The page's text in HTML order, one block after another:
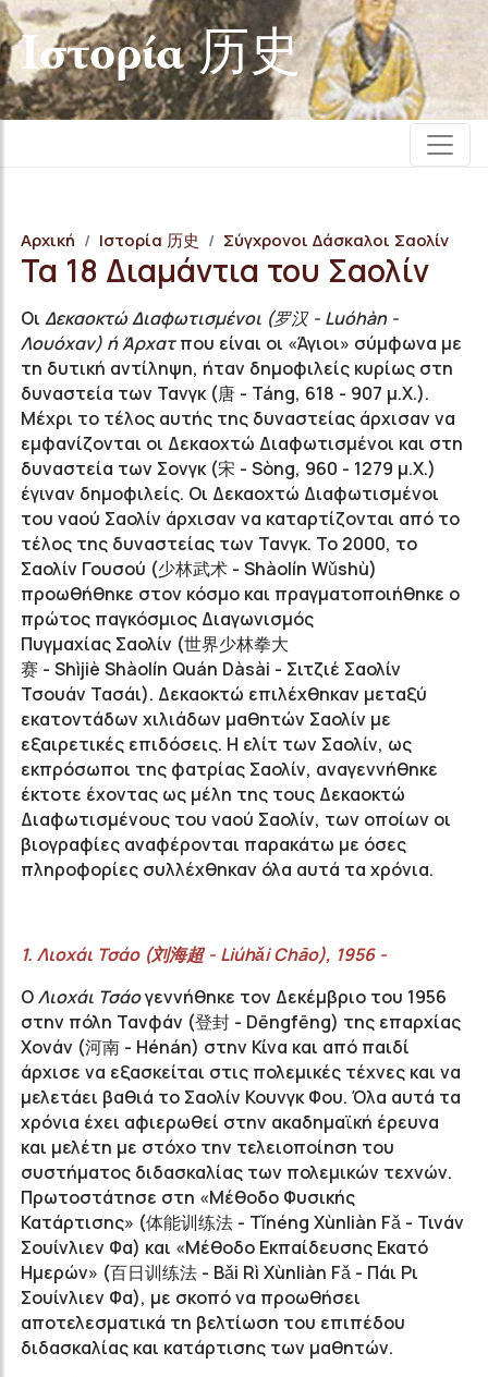
Iστορία 历史
Αρχική Iστορία 历史 Σύγχρονοι Δάσκαλοι Σαολίν
Τα 18 Διαμάντια του Σαολίν
Οι Δεκαοκτώ Διαφωτισμένοι (罗汉- Luóhàn -
Λουόχαν) ή Άρχατπου είναι οι «Άγιοι» σύμφωνα με
τη δυτική αντίληψη, ήταν δημοφιλείς κυρίως στη
δυναστεία των Τανγκ(唐 - Táng, 618 - 907 μ.Χ.).
Μέχρι το τέλος αυτής της δυναστείας άρχισαν να
εμφανίζονται οι Δεκαοχτώ Διαφωτισμένοι και στη
δυναστεία των Σονγκ (宋 - Sòng, 960 - 1279 μ.Χ.)
έγιναν δημοφιλείς. Οι Δεκαοχτώ Διαφωτισμένοι
του ναού Σαολίν άρχισαν να καταρτίζονται από το
τέλος της δυναστείας των Τανγκ. Το 2000, το
Σαολίν Γουσού (少林武术 - Shàolín Wǔshù)
προωθήθηκε στον κόσμο και πραγματοποιήθηκε ο
πρώτος παγκόσμιος Διαγωνισμός
Πυγμαχίας Σαολίν (世界少林拳大
赛 - Shìjiè Shàolín Quán Dàsài - Σιτζιέ Σαολίν
Τσουάν Τασάι). Δεκαοκτώ επιλέχθηκαν μεταξύ
εκατοντάδων χιλιάδων μαθητών Σαολίν με
εξαιρετικές επιδόσεις. Η ελίτ των Σαολίν, ως
εκπρόσωποι της φατρίας Σαολίν, αναγεννήθηκε
έκτοτε έχοντας ως μέλη της τους Δεκαοκτώ
Διαφωτισμένους του ναού Σαολίν, των οποίων οι
βιογραφίες αναφέρονται παρακάτω με όσες
πληροφορίες συλλέχθηκαν όλα αυτά τα χρόνια.
1. Λιoχάι Τσάο(刘海超- Liúhǎi Chāo), 1956 -
ΟΛιoχάι Τσάογεννήθηκε τον Δεκέμβριο του 1956
στην πόλη Τανφάν (登封 - Dēngfēng) της επαρχίας
Χονάν (河南 - Hénán) στην Κίνα και από παιδί
άρχισε να εξασκείται στις πολεμικές τέχνες και να
μελετάει βαθιά το Σαολίν Κουνγκ Φου. Όλα αυτά τα
χρόνια έχει αφιερωθεί στην ακαδημαϊκή έρευνα
και μελέτη με στόχο την τελειοποίηση του
συστήματος διδασκαλίας των πολεμικών τεχνών.
Πρωτοστάτησε στη «Μέθοδο Φυσικής
Κατάρτισης» (体能训练法 - Tǐnéng Xùnliàn Fǎ - Τινάν
Σουίνλιεν Φα) και «Μέθοδο Εκπαίδευσης Εκατό
Ημερών» (百日训练法 - Bǎi Rì Xùnliàn Fǎ - Πάι Ρι
Σουίνλιεν Φα), με σκοπό να προωθήσει
αποτελεσματικά τη βελτίωση του επιπέδου
διδασκαλίας και κατάρτισης των μαθητών.